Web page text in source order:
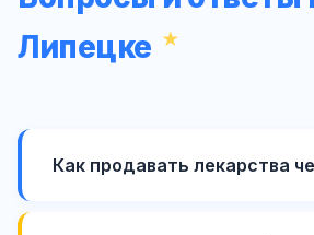
Липецке
Как продавать лекарства